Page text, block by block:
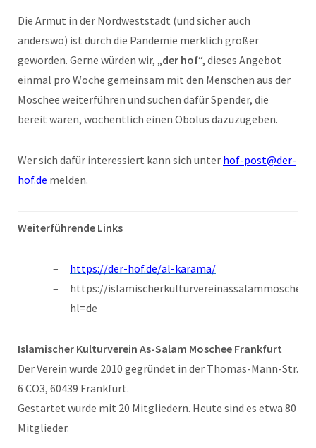
Die Armut in der Nordweststadt (und sicher auch
anderswo) ist durch die Pandemie merklich größer
geworden. Gerne würden wir, „der hof“, dieses Angebot
einmal pro Woche gemeinsam mit den Menschen aus der
Moschee weiterführen und suchen dafür Spender, die
bereit wären, wöchentlich einen Obolus dazuzugeben.
Wer sich dafür interessiert kann sich unter hof-post@der-
hof.de melden.
Weiterführende Links
https://der-hof.de/al-karama/
https://
hl=de
Islamischer Kulturverein As-Salam Moschee Frankfurt
Der Verein wurde 2010 gegründet in der Thomas-Mann-Str.
6 CO3, 60439 Frankfurt.
Gestartet wurde mit 20 Mitgliedern. Heute sind es etwa 80
Mitglieder.